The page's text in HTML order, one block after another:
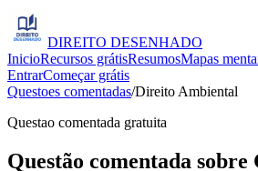
DIREITO DESENHADO
InicioRecursos grátisResumosMapas
EntrarComeçar grátis
Questoes comentadas/Direito Ambiental
Questao comentada gratuita
Questão comentada